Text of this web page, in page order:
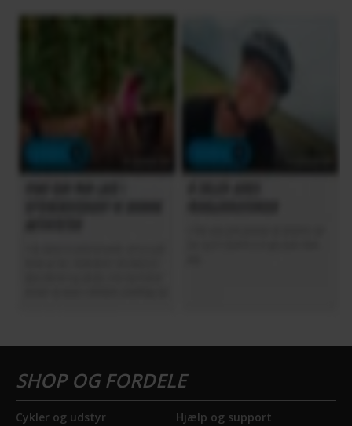
Cykler og udstyr
Hjælp og support